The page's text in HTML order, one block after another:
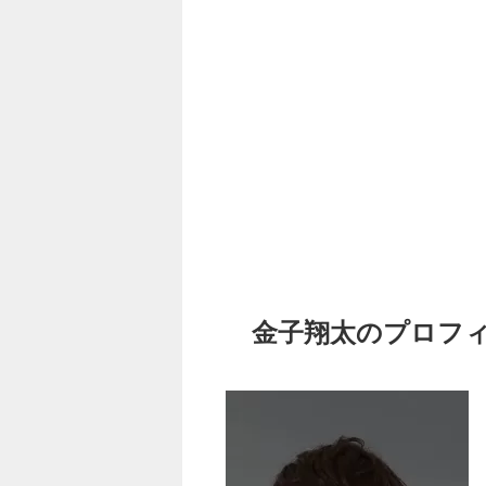
金子翔太のプロフ